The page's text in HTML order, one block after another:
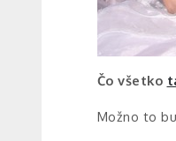
Čo všetko
Možno to